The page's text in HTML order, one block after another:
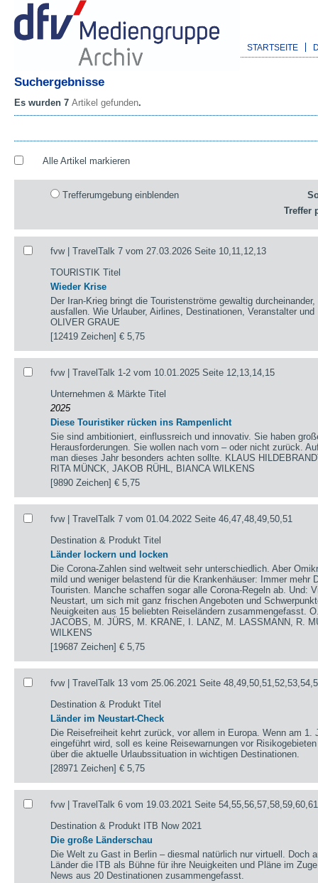
STARTSEITE
Suchergebnisse
Es wurden 7 Artikel gefunden.
Alle Artikel markieren
Trefferumgebung einblenden
Treffer
fvw | TravelTalk 7 vom 27.03.2026 Seite 10,11,12,13
TOURISTIK Titel
Wieder Krise
Der Iran-Krieg bringt die Touristenströme gewaltig
ausfallen. Wie Urlauber, Airlines, Destinationen, Veranstalter
OLIVER GRAUE
[12419 Zeichen]€ 5,75
fvw | TravelTalk 1-2 vom 10.01.2025 Seite 12,13,14,15
Unternehmen & Märkte Titel
2025
Diese Touristiker rücken ins Rampenlicht
Sie sind ambitioniert, einflussreich und innovativ. Sie haben
Herausforderungen. Sie wollen nach vorn – oder nicht zurück.
man dieses Jahr besonders achten sollte. KLAUS
RITA MÜNCK, JAKOB RÜHL, BIANCA WILKENS
[9890 Zeichen]€ 5,75
fvw | TravelTalk 7 vom 01.04.2022 Seite 46,47,48,49,50,51
Destination & Produkt Titel
Länder lockern und locken
Die Corona-Zahlen sind weltweit sehr unterschiedlich. Aber
mild und weniger belastend für die Krankenhäuser: Immer mehr
Touristen. Manche schaffen sogar alle Corona-Regeln ab. Und:
Neustart, um sich mit ganz frischen Angeboten und
Neuigkeiten aus 15 beliebten Reiseländern zusammengefasst.
JACOBS, M. JÜRS, M. KRANE, I. LANZ, M. LASSMANN, R.
WILKENS
[19687 Zeichen]€ 5,75
fvw | TravelTalk 13 vom 25.06.2021 Seite
Destination & Produkt Titel
Länder im Neustart-Check
Die Reisefreiheit kehrt zurück, vor allem in Europa. Wenn am 1.
eingeführt wird, soll es keine Reisewarnungen vor
über die aktuelle Urlaubssituation in wichtigen Destinationen.
[28971 Zeichen]€ 5,75
fvw | TravelTalk 6 vom 19.03.2021 Seite
Destination & Produkt ITB Now 2021
Die große Länderschau
Die Welt zu Gast in Berlin – diesmal natürlich nur virtuell. Doch
Länder die ITB als Bühne für ihre Neuigkeiten und Pläne im
News aus 20 Destinationen zusammengefasst.